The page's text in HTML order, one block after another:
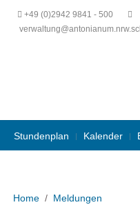
+49 (0)2942 9841 - 500
Stundenplan Kalender
Home Meldungen